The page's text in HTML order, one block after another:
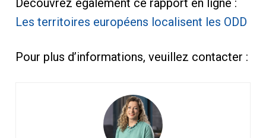
Découvrez également ce rapport en ligne :
Les territoires européens localisent les ODD
Pour plus d’informations, veuillez contacter :